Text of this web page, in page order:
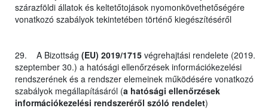
szárazföldi állatok és keltetőtojások nyomonkövethetőségére
vonatkozó szabályok tekintetében történő kiegészítéséről
29. A Bizottság (EU) 2019/1715 végrehajtási rendelete (2019.
szeptember 30.) a hatósági ellenőrzések információkezelési
rendszerének és a rendszer elemeinek működésére vonatkozó
szabályok megállapításáról (a hatósági ellenőrzések
információkezelési rendszeréről szóló rendelet)